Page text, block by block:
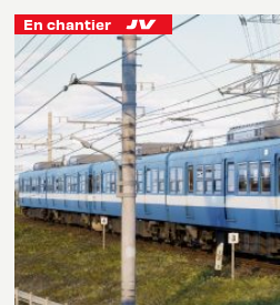
En chantier